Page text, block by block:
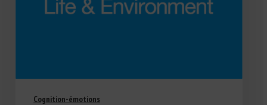
Cognition-émotions